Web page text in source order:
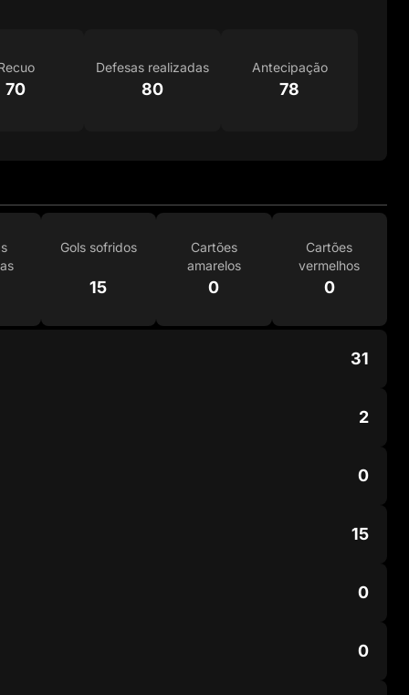
70
Defesas realizadas
80
Antecipação
78
Gols sofridos
15
Cartões
amarelos
0
Cartões
vermelhos
0
31
2
0
15
0
0